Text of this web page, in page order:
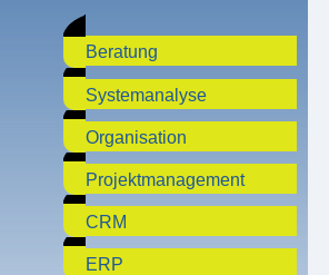
Beratung
Systemanalyse
Organisation
Projektmanagement
CRM
ERP